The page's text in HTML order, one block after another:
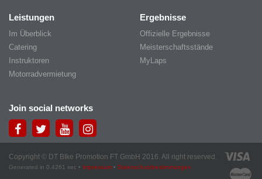
Leistungen
Im Überblick
Catering
Instruktoren
Motorradvermietung
Ergebnisse
Offizielle Ergebnisse
Meisterschaftsstände
MyLaps
Join social networks
Copyright © DT BIke Promotion FT GmbH 2016. All right reserved.
Generated in 0.4261 sec • Impressum • Datenschutzbestimmungen